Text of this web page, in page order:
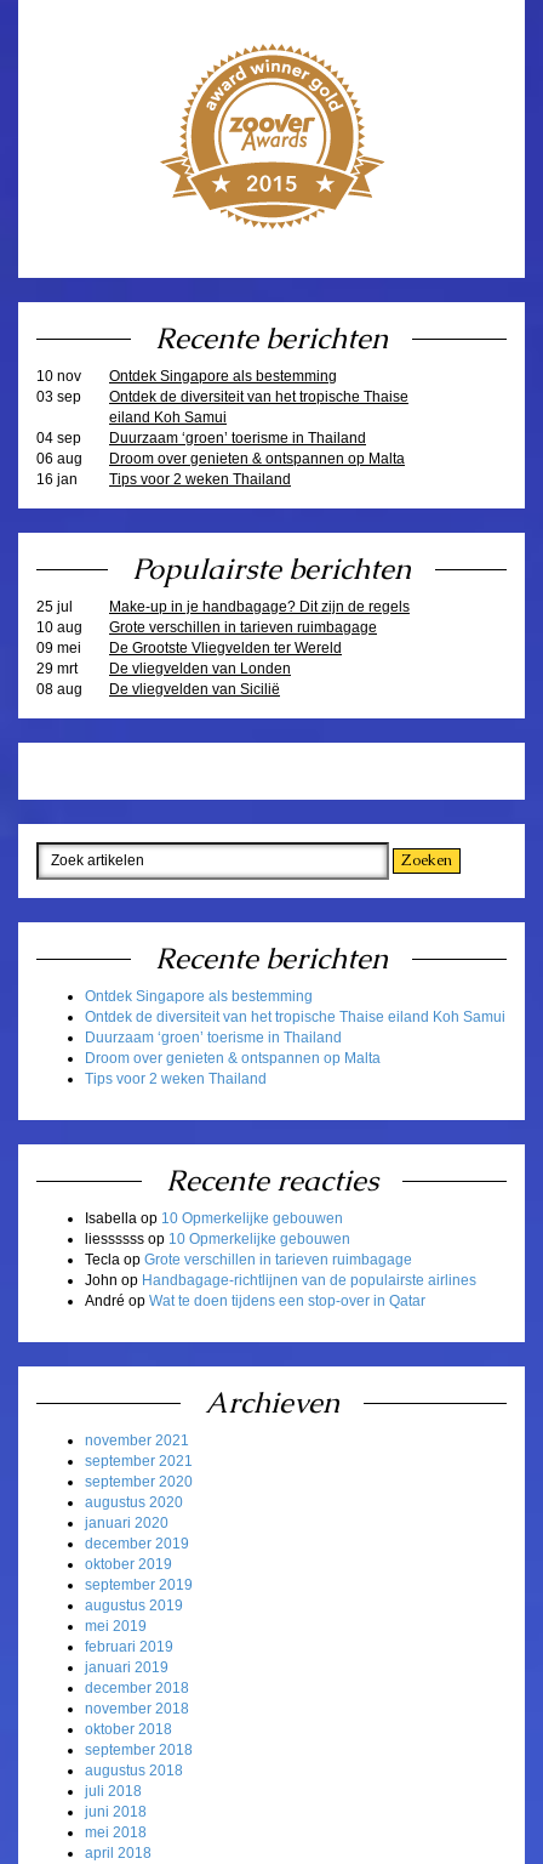
Recente berichten
10 nov
Ontdek Singapore als bestemming
03 sep
Ontdek de diversiteit van het tropische Thaise
eiland Koh Samui
04 sep
Duurzaam ‘groen’ toerisme in Thailand
06 aug
Droom over genieten & ontspannen op Malta
16 jan
Tips voor 2 weken Thailand
Populairste berichten
25 jul
Make-up in je handbagage? Dit zijn de regels
10 aug
Grote verschillen in tarieven ruimbagage
09 mei
De Grootste Vliegvelden ter Wereld
29 mrt
De vliegvelden van Londen
08 aug
De vliegvelden van Sicilië
Recente berichten
Ontdek Singapore als bestemming
Ontdek de diversiteit van het tropische Thaise eiland Koh Samui
Duurzaam ‘groen’ toerisme in Thailand
Droom over genieten & ontspannen op Malta
Tips voor 2 weken Thailand
Recente reacties
Isabella op 10 Opmerkelijke gebouwen
liessssss op 10 Opmerkelijke gebouwen
Tecla op Grote verschillen in tarieven ruimbagage
John op Handbagage-richtlijnen van de populairste airlines
André op Wat te doen tijdens een stop-over in Qatar
Archieven
november 2021
september 2021
september 2020
augustus 2020
januari 2020
december 2019
oktober 2019
september 2019
augustus 2019
mei 2019
februari 2019
januari 2019
december 2018
november 2018
oktober 2018
september 2018
augustus 2018
juli 2018
juni 2018
mei 2018
april 2018